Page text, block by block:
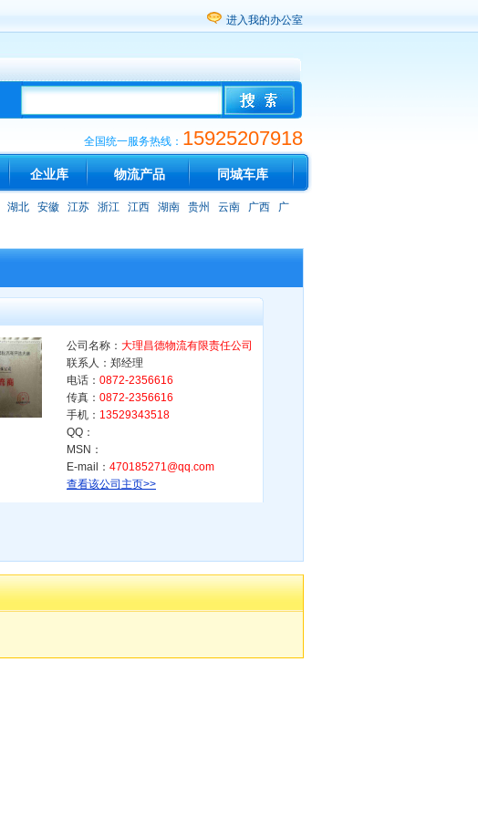
进入我的办公室
全国统一服务热线： 15925207918
企业库 物流产品 同城车库
湖北 安徽 江苏 浙江 江西 湖南 贵州 云南 广西
广
公司名称： 大理昌德物流有限责任公司
联系人：郑经理
电话： 0872-2356616
传真： 0872-2356616
手机： 13529343518
QQ：
MSN：
E-mail： 470185271@qq.com
查看该公司主页>>